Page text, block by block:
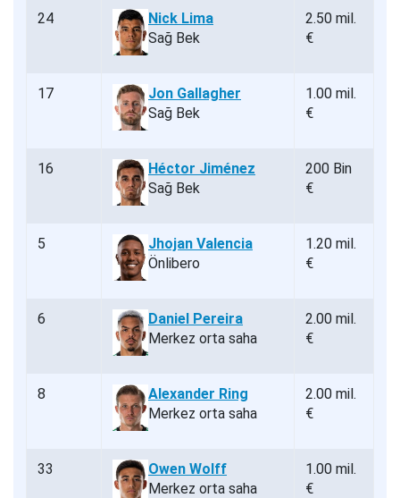
24
Nick Lima
Sağ Bek
2.50 mil.
€
17
Jon Gallagher
Sağ Bek
1.00 mil.
€
16
Héctor Jiménez
Sağ Bek
200 Bin
€
5
Jhojan Valencia
Önlibero
1.20 mil.
€
6
Daniel Pereira
Merkez orta saha
2.00 mil.
€
8
Alexander Ring
Merkez orta saha
2.00 mil.
€
33
Owen Wolff
Merkez orta saha
1.00 mil.
€